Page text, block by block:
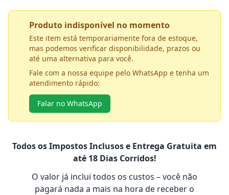
Produto indisponível no momento
Este item está temporariamente fora de estoque,
mas podemos verificar disponibilidade, prazos ou
até uma alternativa para você.
Fale com a nossa equipe pelo WhatsApp e tenha um
atendimento rápido:
Falar no WhatsApp
Todos os Impostos Inclusos e Entrega Gratuita em
até 18 Dias Corridos!
O valor já inclui todos os custos – você não
pagará nada a mais na hora de receber o